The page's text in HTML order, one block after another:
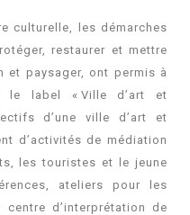
culturelle, les démarches
restaurer et mettre
et paysager, ont permis à
le label « Ville d’art et
d’une ville d’art et
d’activités de médiation
les touristes et le jeune
ateliers pour les
d’interprétation de